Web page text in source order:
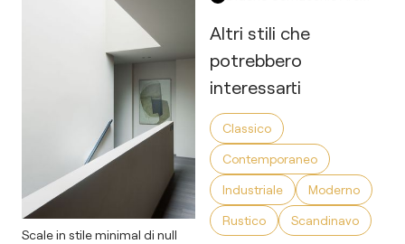
Scale in stile minimal di null
Altri stili che
potrebbero
interessarti
Classico
Contemporaneo
Industriale
Moderno
Rustico
Scandinavo